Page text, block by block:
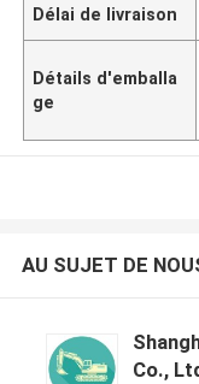
Délai de livraison
Détails d'emballa
ge
AU SUJET DE
Co.,